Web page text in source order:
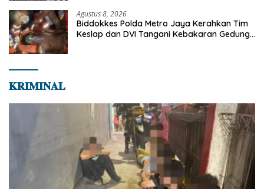
Agustus 8, 2026
Biddokkes Polda Metro Jaya Kerahkan Tim
Keslap dan DVI Tangani Kebakaran Gedung
𝐊𝐑𝐈𝐌𝐈𝐍𝐀𝐋